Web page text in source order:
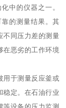
中的仪器之一。
的测量结果。其
不同压力差的测量
在恶劣的工作环境
用于测量反应釜或
稳定。在石油行业